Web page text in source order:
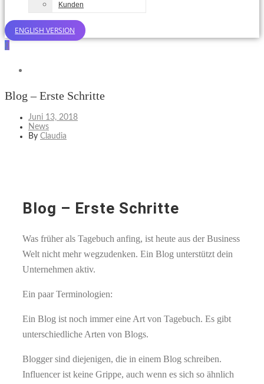
Kunden
ENGLISH VERSION
0
Blog – Erste Schritte
Juni 13, 2018
News
By Claudia
Blog – Erste Schritte
Was früher als Tagebuch anfing, ist heute aus der Business
Welt nicht mehr wegzudenken. Ein Blog unterstützt dein
Unternehmen aktiv.
Ein paar Terminologien:
Ein Blog ist noch immer eine Art von Tagebuch. Es gibt
unterschiedliche Arten von Blogs.
Blogger sind diejenigen, die in einem Blog schreiben.
Influencer ist keine Grippe, auch wenn es sich so ähnlich